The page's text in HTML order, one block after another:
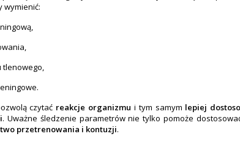
wymienić:
tlenowego,
czytać reakcje organizmu i tym samym lepiej
. Uważne śledzenie parametrów nie tylko pomoże
przetrenowania i kontuzji.